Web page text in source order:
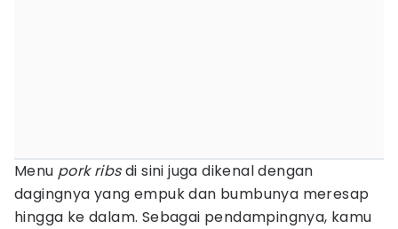
Menu pork ribsdi sini juga dikenal dengan
dagingnya yang empuk dan bumbunya meresap
hingga ke dalam. Sebagai pendampingnya, kamu